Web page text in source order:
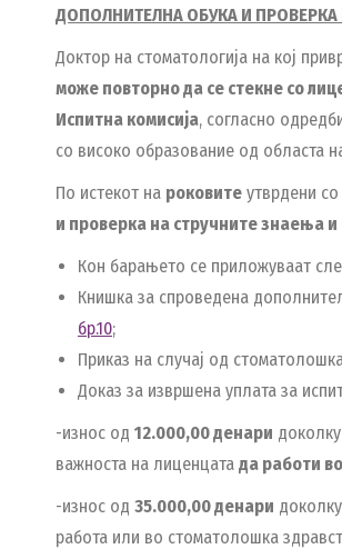
ДОПОЛНИТЕЛНА ОБУКА И
Доктор на стоматологија на кој
може повторно да се стекне со
Испитна комисија, согласно
со високо образование од областа
По истекот на роковите утврдени со
и проверка на стручните знаења и
Кон барањето се приложуваат
Книшка за спроведена
бр.10;
Приказ на случај од
Доказ за извршена уплата за
-износ од 12.000,00денари
важноста на лиценцата да работи
-износ од 35.000,00денари
работа или во стоматолошка